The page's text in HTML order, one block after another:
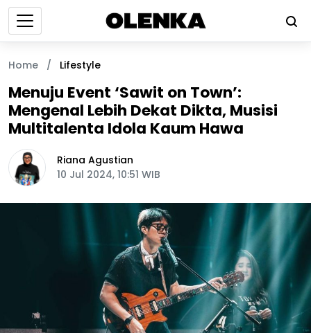
Home / Lifestyle
Menuju Event ‘Sawit on Town’:
Mengenal Lebih Dekat Dikta, Musisi
Multitalenta Idola Kaum Hawa
Riana Agustian
10 Jul 2024, 10:51 WIB